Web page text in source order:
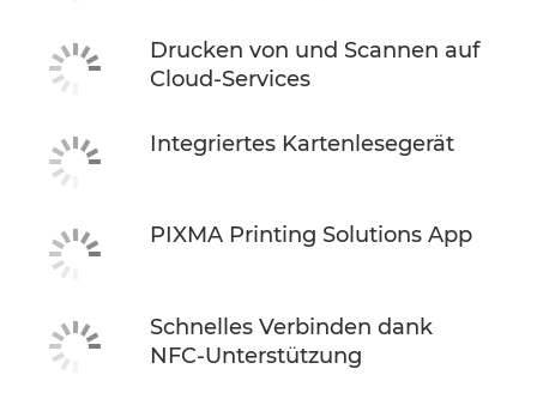
Drucken von und Scannen auf
Cloud-Services
Integriertes Kartenlesegerät
PIXMA Printing Solutions App
Schnelles Verbinden dank
NFC-Unterstützung